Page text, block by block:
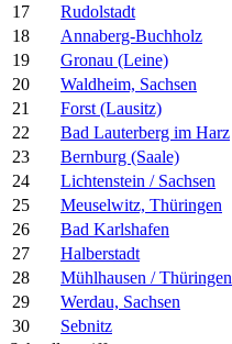
17
Rudolstadt
18
Annaberg-Buchholz
19
Gronau (Leine)
20
Waldheim, Sachsen
21
Forst (Lausitz)
22
Bad Lauterberg im Harz
23
Bernburg (Saale)
24
Lichtenstein / Sachsen
25
Meuselwitz, Thüringen
26
Bad Karlshafen
27
Halberstadt
28
Mühlhausen / Thüringen
29
Werdau, Sachsen
30
Sebnitz